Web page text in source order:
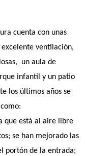
cuenta con unas
ventilación,
un aula de
infantil y un patio
los últimos años se
que está al aire libre
se han mejorado las
portón de la entrada;